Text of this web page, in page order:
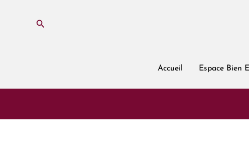
Rechercher
Accueil Espace Bien